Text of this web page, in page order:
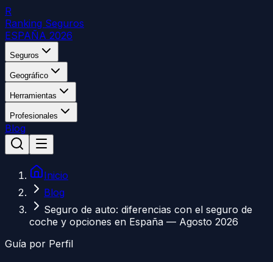
R
Ranking Seguros
ESPAÑA 2026
Seguros
Geográfico
Herramientas
Profesionales
Blog
Inicio
Blog
Seguro de auto: diferencias con el seguro de
coche y opciones en España — Agosto 2026
Guía por Perfil